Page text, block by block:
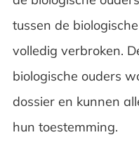
tussen de
volledig verbroken.
biologische ouders
dossier en kunnen
hun toestemming.